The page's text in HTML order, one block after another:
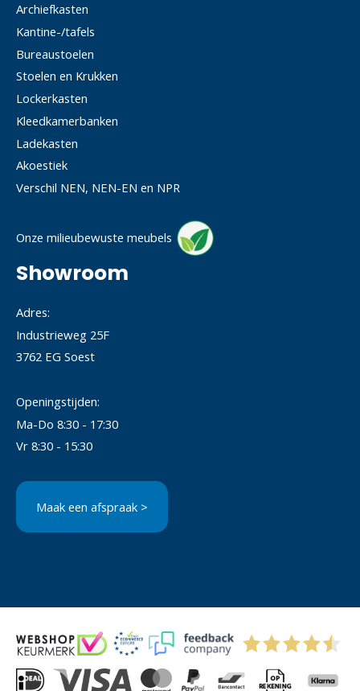
Archiefkasten
Kantine-/tafels
Bureaustoelen
Stoelen en Krukken
Lockerkasten
Kleedkamerbanken
Ladekasten
Akoestiek
Verschil NEN, NEN-EN en NPR
Onze milieubewuste meubels
Showroom
Adres:
Industrieweg 25F
3762 EG Soest
Openingstijden:
Ma-Do 8:30 - 17:30
Vr 8:30 - 15:30
Maak een afspraak >